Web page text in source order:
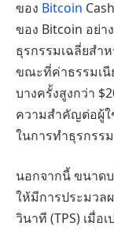
ของ Bitcoin
ของ Bitcoin อย่า
ธุรกรรมเฉลี่ยสำ
ขณะที่ค่าธรรมเนี
บางครั้งสูงกว่า
ความสำคัญต่อผู้
ในการทำธุรกรรม
นอกจากนี้ ขนาด
ให้มีการประมวล
วินาที (TPS) เมื่อ